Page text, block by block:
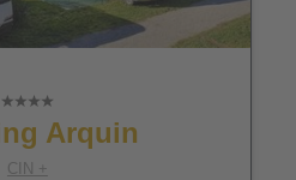
Arquin
CIN +